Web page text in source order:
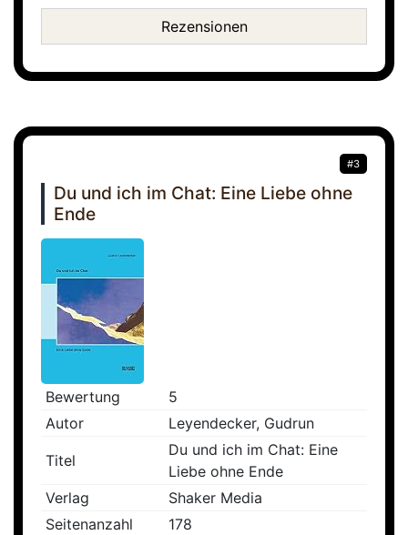
Rezensionen
#3
Du und ich im Chat: Eine Liebe ohne
Ende
Bewertung
5
Autor
Leyendecker, Gudrun
Titel
Du und ich im Chat: Eine
Liebe ohne Ende
Verlag
Shaker Media
Seitenanzahl
178